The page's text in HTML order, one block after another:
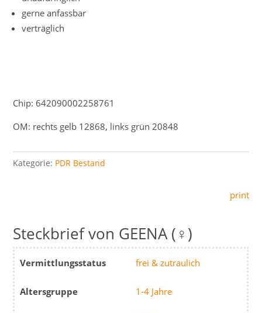
gerne anfassbar
verträglich
Chip: 642090002258761
OM: rechts gelb 12868, links grün 20848
Kategorie: PDR Bestand
print
GEENA (♀)
Vermittlungsstatus frei & zutraulich
Altersgruppe 1-4 Jahre